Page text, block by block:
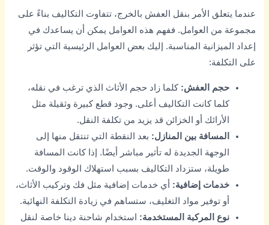
عندما يتعلق الأمر بنقل العفش بالخرج، تتفاوت التكاليف بناءً على
مجموعة من العوامل. ففهم هذه العوامل يمكن أن يساعدك في
إعداد الميزانية المناسبة. إليك بعض العوامل الرئيسية التي تؤثر
على التكلفة:
حجم العفش: كلما زاد حجم الأثاث الذي ترغب في نقله،
كلما كانت التكاليف أعلى. وجود قطع كبيرة وثقيلة مثل
الأرائك أو الخزائن قد يزيد من تكلفة النقل.
المسافة بين المنازل: بعد النقطة التي تنتقل منها إلى
الوجهة الجديدة له تأثير مباشر أيضًا. إذا كانت المسافة
طويلة، ستزداد التكاليف بسبب استهلاك الوقود والوقت.
خدمات إضافية: أي خدمات إضافية مثل فك وتركيب الأثاث،
أو توفير مواد التغليف، ستساهم في زيادة التكلفة النهائية.
نوع المركبة المستخدمة: استخدام شاحنة دينا خاصة لنقل